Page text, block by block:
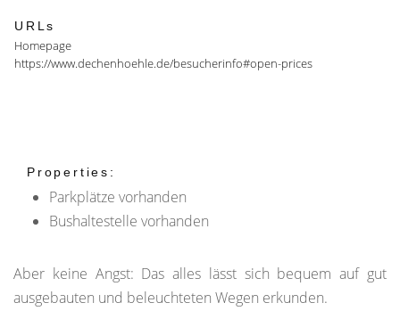
URLs
Homepage
https://www.dechenhoehle.de/besucherinfo#open-prices
Properties:
Parkplätze vorhanden
Bushaltestelle vorhanden
Aber keine Angst: Das alles lässt sich bequem auf gut
ausgebauten und beleuchteten Wegen erkunden.